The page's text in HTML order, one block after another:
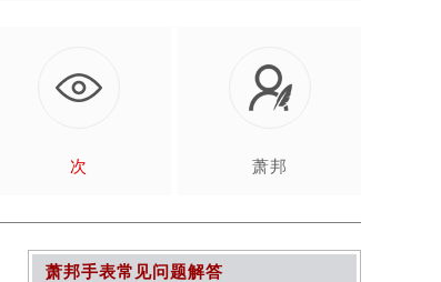
次
萧邦
萧邦手表常见问题解答